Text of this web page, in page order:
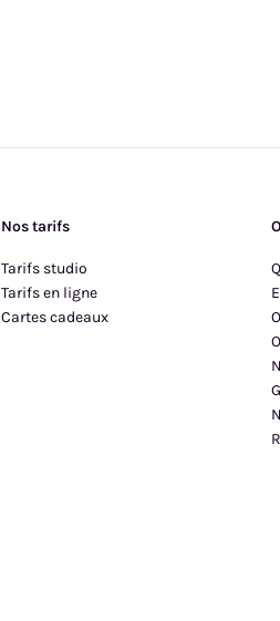
Nos tarifs
Tarifs studio
Tarifs en ligne
Cartes cadeaux